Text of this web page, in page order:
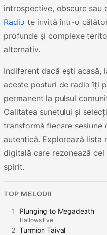
introspective, obscure sau
Radio te invită într-o
profunde și complexe
alternativ.
Indiferent dacă ești acasă,
aceste posturi de radio îți
permanent la pulsul
Calitatea sunetului și
transformă fiecare sesiune
autentică. Explorează lista
digitală care rezonează
spirit.
TOP MELODII
1 Plunging to Megadeath
Hallows Eve
2 Turmion Taival